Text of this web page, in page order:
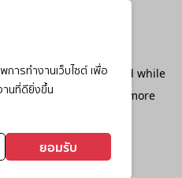
ารทำงานเว็บไซต์ เพื่อ
านที่ดียิ่งขึ้น
ยอมรับ
exception has occurred while
browser console
for more